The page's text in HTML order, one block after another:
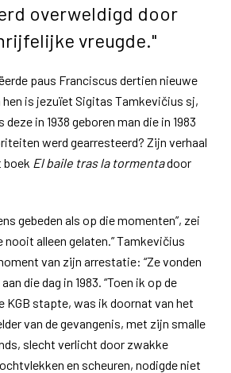
overweldigd door
vreugde."
paus Franciscus dertien nieuwe
hen is jezuïet Sigitas Tamkevičius sj,
in 1938 geboren man die in 1983
werd gearresteerd? Zijn verhaal
boek El baile tras la tormentadoor
gebeden als op die momenten”, zei
nooit alleen gelaten.” Tamkevičius
van zijn arrestatie: “Ze vonden
die dag in 1983. “Toen ik op de
KGB stapte, was ik doornat van het
van de gevangenis, met zijn smalle
slecht verlicht door zwakke
en scheuren, nodigde niet